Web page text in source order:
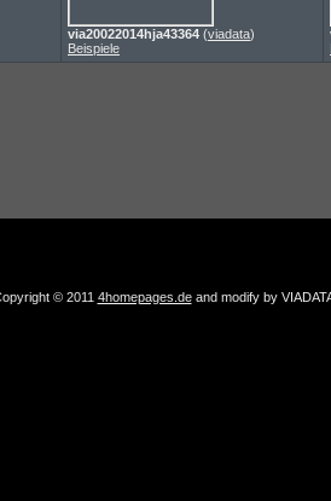
via20022014hja43364 (viadata)
Beispiele
© 2011 4homepages.deand modify by